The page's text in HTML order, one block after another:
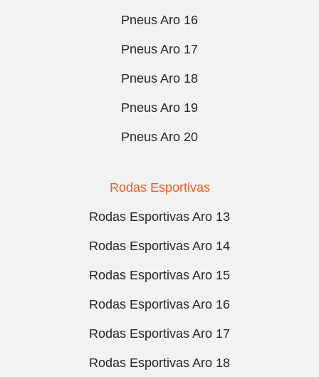
Pneus Aro 16
Pneus Aro 17
Pneus Aro 18
Pneus Aro 19
Pneus Aro 20
Rodas Esportivas
Rodas Esportivas Aro 13
Rodas Esportivas Aro 14
Rodas Esportivas Aro 15
Rodas Esportivas Aro 16
Rodas Esportivas Aro 17
Rodas Esportivas Aro 18